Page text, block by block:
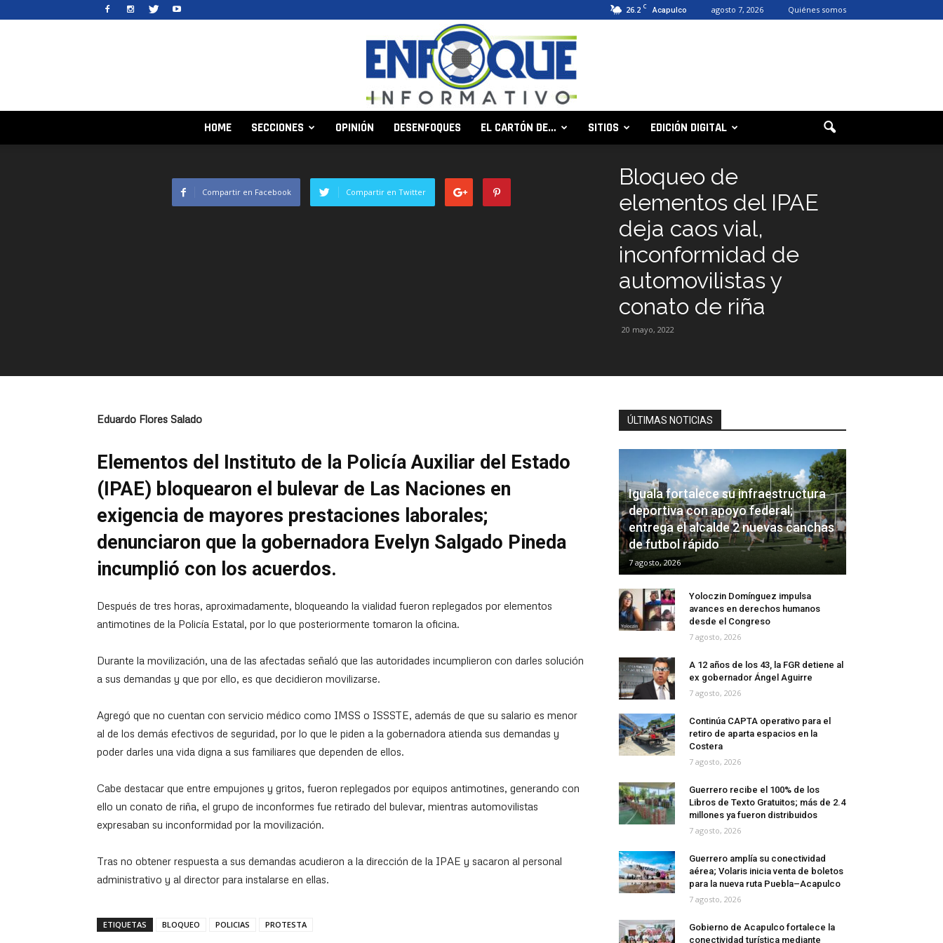
26.2 C Acapulco agosto 7, 2026 Quiénes somos
HOME SECCIONES OPINIÓN DESENFOQUES EL CARTÓN DE… SITIOS EDICIÓN DIGITAL
Bloqueo de
elementos del IPAE
deja caos vial,
inconformidad de
automovilistas y
conato de riña
20 mayo, 2022
Compartir en Facebook Compartir en Twitter
Eduardo Flores Salado
Elementos del Instituto de la Policía Auxiliar del Estado
(IPAE) bloquearon el bulevar de Las Naciones en
exigencia de mayores prestaciones laborales;
denunciaron que la gobernadora Evelyn Salgado Pineda
incumplió con los acuerdos.
Después de tres horas, aproximadamente, bloqueando la vialidad fueron replegados por elementos
antimotines de la Policía Estatal, por lo que posteriormente tomaron la oficina.
Durante la movilización, una de las afectadas señaló que las autoridades incumplieron con darles solución
a sus demandas y que por ello, es que decidieron movilizarse.
Agregó que no cuentan con servicio médico como IMSS o ISSSTE, además de que su salario es menor
al de los demás efectivos de seguridad, por lo que le piden a la gobernadora atienda sus demandas y
poder darles una vida digna a sus familiares que dependen de ellos.
Cabe destacar que entre empujones y gritos, fueron replegados por equipos antimotines, generando con
ello un conato de riña, el grupo de inconformes fue retirado del bulevar, mientras automovilistas
expresaban su inconformidad por la movilización.
Tras no obtener respuesta a sus demandas acudieron a la dirección de la IPAE y sacaron al personal
administrativo y al director para instalarse en ellas.
ETIQUETAS BLOQUEO POLICIAS PROTESTA
ÚLTIMAS NOTICIAS
Iguala fortalece su infraestructura
deportiva con apoyo federal;
entrega el alcalde 2 nuevas canchas
de futbol rápido
7 agosto, 2026
Yoloczin Domínguez impulsa
avances en derechos humanos
desde el Congreso
7 agosto, 2026
A 12 años de los 43, la FGR detiene al
ex gobernador Ángel Aguirre
7 agosto, 2026
Continúa CAPTA operativo para el
retiro de aparta espacios en la
Costera
7 agosto, 2026
Guerrero recibe el 100% de los
Libros de Texto Gratuitos; más de 2.4
millones ya fueron distribuidos
7 agosto, 2026
Guerrero amplía su conectividad
aérea; Volaris inicia venta de boletos
para la nueva ruta Puebla–Acapulco
7 agosto, 2026
Gobierno de Acapulco fortalece la
conectividad turística mediante